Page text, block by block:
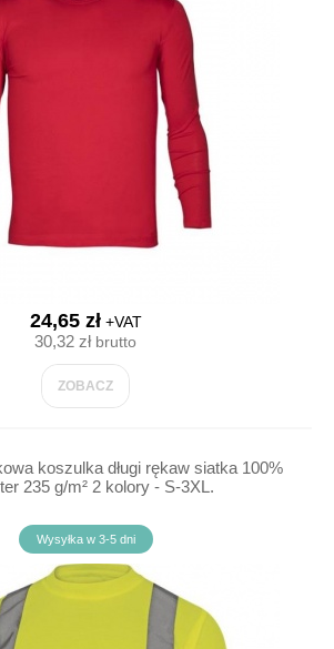
24,65 zł+VAT
30,32 złbrutto
ZOBACZ
koszulka długi rękaw siatka 100%
235 g/m² 2 kolory - S-3XL.
Wysyłka w 3-5 dni